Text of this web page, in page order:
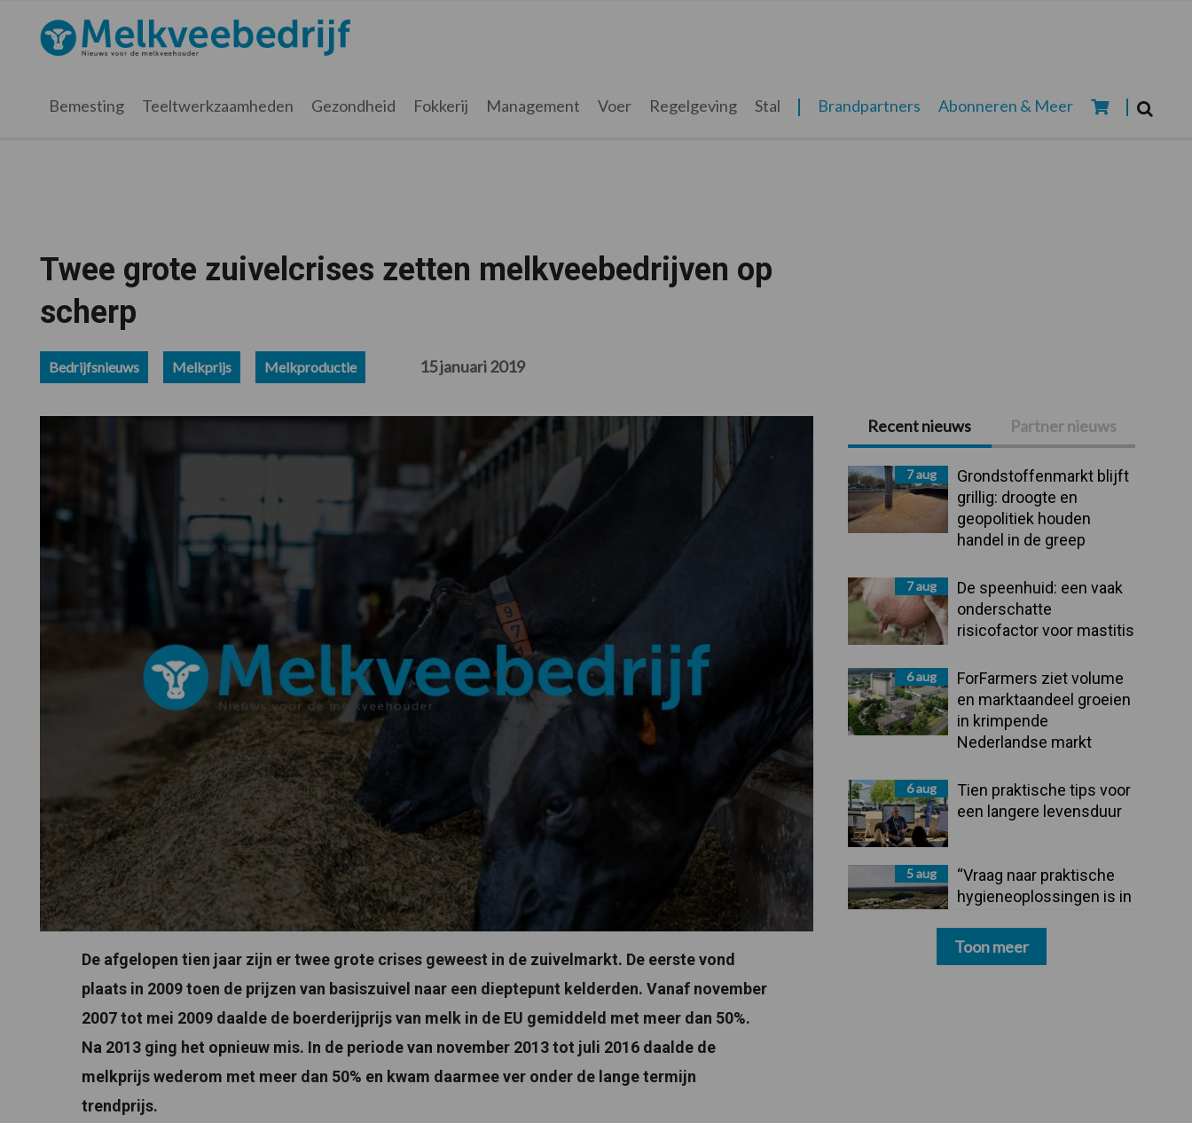
hoofdnavigatie
hoofd
eerste
voettekst
Melkveebedrijf.nl
Bemesting Teeltwerkzaamheden Gezondheid Fokkerij Management Voer Regelgeving Stal Brandpartners Abonneren & Meer
Twee grote zuivelcrises zetten melkveebedrijven op
scherp
Bedrijfsnieuws Melkprijs Melkproductie 15 januari 2019
De afgelopen tien jaar zijn er twee grote crises geweest in de zuivelmarkt. De eerste vond
plaats in 2009 toen de prijzen van basiszuivel naar een dieptepunt kelderden. Vanaf november
2007 tot mei 2009 daalde de boerderijprijs van melk in de EU gemiddeld met meer dan 50%.
Na 2013 ging het opnieuw mis. In de periode van november 2013 tot juli 2016 daalde de
melkprijs wederom met meer dan 50% en kwam daarmee ver onder de lange termijn
trendprijs.
Primaire
Sidebar
Recent nieuws Partner nieuws
7 aug
Grondstoffenmarkt blijft
grillig: droogte en
geopolitiek houden
handel in de greep
7 aug
De speenhuid: een vaak
onderschatte
risicofactor voor mastitis
6 aug
ForFarmers ziet volume
en marktaandeel groeien
in krimpende
Nederlandse markt
6 aug
Tien praktische tips voor
een langere levensduur
5 aug
“Vraag naar praktische
hygieneoplossingen is in
Toon meer